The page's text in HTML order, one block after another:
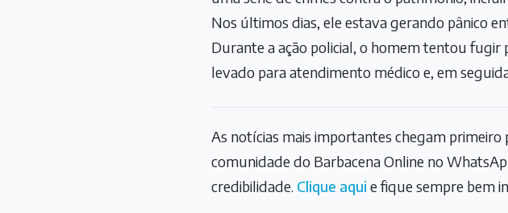
Nos últimos dias, ele estava gerando pânico
Durante a ação policial, o homem tentou
levado para atendimento médico e, em
As notícias mais importantes chegam
comunidade do Barbacena Online no
credibilidade. Clique aqui e fique sempre bem